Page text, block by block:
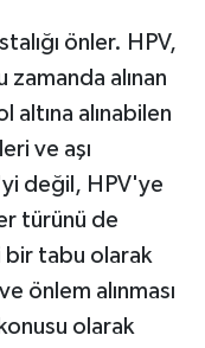
önler. HPV,
alınan
alınabilen
ve aşı
değil, HPV'ye
türünü de
bir tabu olarak
önlem alınması
olarak